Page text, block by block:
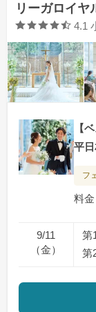
リーガロイヤ
口
4.1
【
平
フ
料
9/11
（金）
第
第